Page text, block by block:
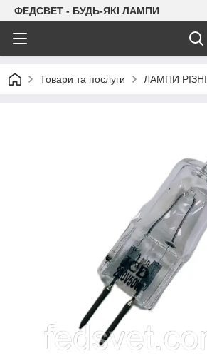
ФЕДСВЕТ - БУДЬ-ЯКІ ЛАМПИ
Товари та послуги ЛАМПИ РІЗНІ